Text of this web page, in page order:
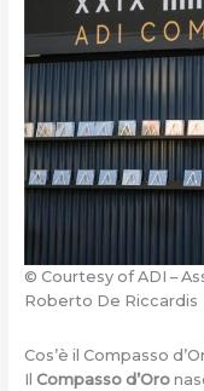
© Courtesy of ADI –
Roberto De Riccardis
Cos’è il Compasso
Il Compasso d’Oro